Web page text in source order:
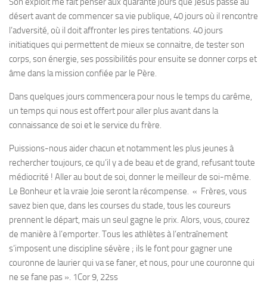
désert avant de commencer sa vie publique, 40 jours où il rencontre
l’adversité, où il doit affronter les pires tentations. 40 jours
initiatiques qui permettent de mieux se connaitre, de tester son
corps, son énergie, ses possibilités pour ensuite se donner corps et
âme dans la mission confiée par le Père.
Dans quelques jours commencera pour nous le temps du carême,
un temps qui nous est offert pour aller plus avant dans la
connaissance de soi et le service du frère.
Puissions-nous aider chacun et notamment les plus jeunes à
rechercher toujours, ce qu’il y a de beau et de grand, refusant toute
médiocrité ! Aller au bout de soi, donner le meilleur de soi-même.
Le Bonheur et la vraie Joie seront la récompense. « Frères, vous
savez bien que, dans les courses du stade, tous les coureurs
prennent le départ, mais un seul gagne le prix. Alors, vous, courez
de manière à l’emporter. Tous les athlètes à l’entraînement
s’imposent une discipline sévère ; ils le font pour gagner une
couronne de laurier qui va se faner, et nous, pour une couronne qui
ne se fane pas ». 1Cor 9, 22ss